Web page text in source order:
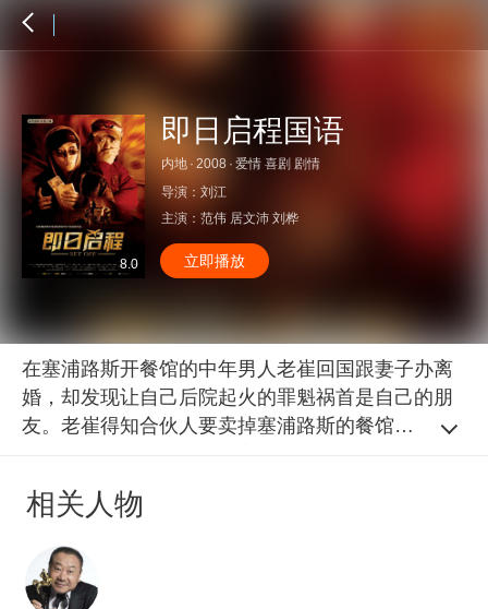
8.0
即日启程国语
内地 · 2008 · 爱情 喜剧 剧情
导演： 刘江
主演： 范伟 居文沛 刘桦
立即播放
在塞浦路斯开餐馆的中年男人老崔回国跟妻子办离
婚，却发现让自己后院起火的罪魁祸首是自己的朋
友。老崔得知合伙人要卖掉塞浦路斯的餐馆，情场
了老崔乘坐的出租车，好心的老崔本想只送小夏回
得和小夏合作，相互帮助，不料一波未平，一波又
起，两人历经磨难，还卷入到一场盗窃国宝的阴谋
相关人物